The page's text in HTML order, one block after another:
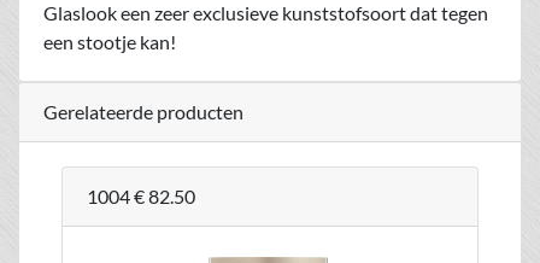
Glaslook een zeer exclusieve kunststofsoort dat tegen
een stootje kan!
Gerelateerde producten
1004€ 82.50